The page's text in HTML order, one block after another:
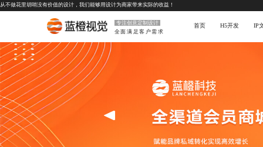
从不做花里胡哨没有价值的设计，我们能够用设计为商家带来实际的收益！
专注创意定制设计
全面满足客户需求
首页 H5开发 IP